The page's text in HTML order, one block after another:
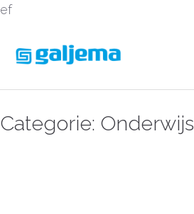
ef
Categorie: Onderwijs